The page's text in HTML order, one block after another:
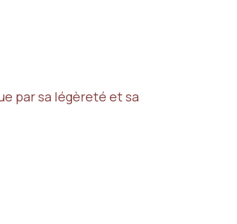
par sa légèreté et sa